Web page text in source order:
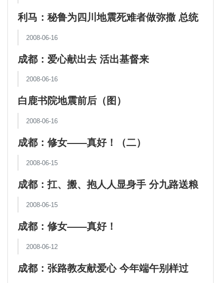
利马：秘鲁为四川地震死难者做弥撒 总统
出席
2008-06-16
成都：爱心献出去 活出基督来
2008-06-16
白鹿书院地震前后（图）
2008-06-16
成都：修女——真好！（二）
2008-06-15
成都：扛、搬、抱人人显身手 分九路送粮
油深入灾区
2008-06-15
成都：修女——真好！
2008-06-12
成都：张路教友献爱心 今年端午别样过